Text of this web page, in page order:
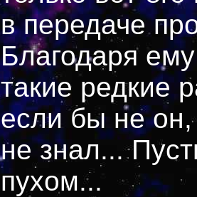
в передаче
Благодаря
такие редкие
если бы не
не знал...
пухом...